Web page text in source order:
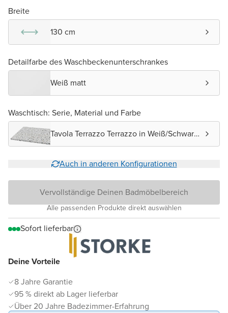
Deine Vorteile
8 Jahre Garantie
95 % direkt ab Lager lieferbar
Über 20 Jahre Badezimmer-Erfahrung
Breite
130 cm
Detailfarbe des Waschbeckenunterschrankes
Weiß matt
Waschtisch: Serie, Material und Farbe
Tavola Terrazzo Terrazzo in Weiß/Schwarz
Auch in anderen Konfigurationen
Vervollständige Deinen Badmöbelbereich
Alle passenden Produkte direkt auswählen
Sofort lieferbar